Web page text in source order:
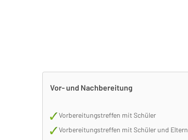
Vor- und Nachbereitung
Vorbereitungstreffen mit Schüler
Vorbereitungstreffen mit Schüler und Eltern